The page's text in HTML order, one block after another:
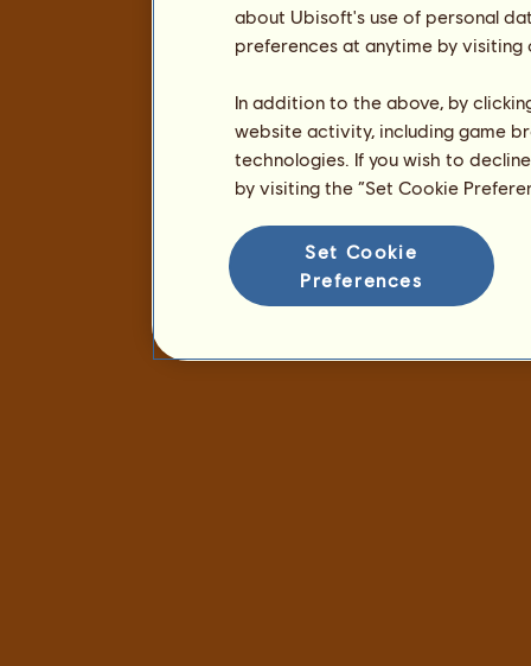
about Ubisoft's use of personal
preferences at anytime by
In addition to the above, by
website activity, including game
technologies. If you wish to
by visiting the “Set Cookie
Set Cookie
Preferences